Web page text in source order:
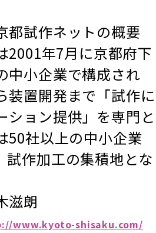
試作ネットの概要
2001年7月に京都府下
中小企業で構成され
装置開発まで「試作に
ション提供」を専門と
50社以上の中小企業
試作加工の集積地とな
滋朗
www.kyoto-shisaku.com/